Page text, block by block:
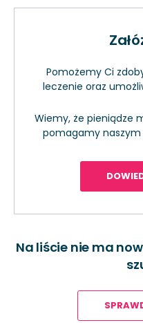
chłoniakiem
nawrót w ciągu 12
są oporni na leczenie.
jest wskazany do
i FL3B, u których
leczenia systemowego.
Pomożemy Ci
leczenie oraz
Wiemy, że pieniądze
pomagamy
Na liście nie ma